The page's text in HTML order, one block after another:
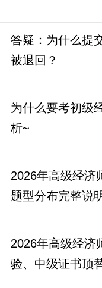
答疑：为什么提
被退回？
为什么要考初级
析~
2026年高级经济
题型分布完整说
2026年高级经济
验、中级证书顶